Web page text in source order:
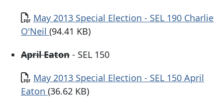
Documento
May 2013 Special Election - SEL 190 Charlie
O'Neil (94.41 KB)
April Eaton - SEL 150
Documento
May 2013 Special Election - SEL 150 April
Eaton (36.62 KB)